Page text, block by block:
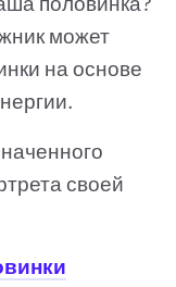
может
на основе
своей